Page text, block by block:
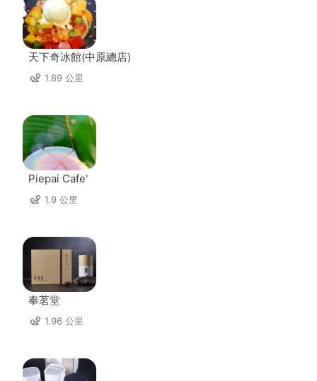
天下奇冰館(中原總店)
1.89 公里
Piepai Cafe'
1.9 公里
奉茗堂
1.96 公里